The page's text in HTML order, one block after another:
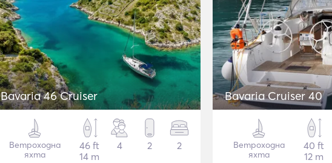
Bavaria 46 Cruiser
Ветроходна
яхта
46 ft
14 m
4 2 2
Bavaria Cruiser 40
Ветроходна
яхта
40 ft
12 m